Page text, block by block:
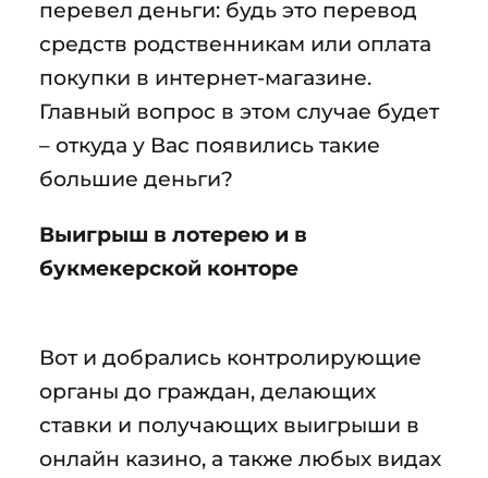
перевел деньги: будь это перевод
средств родственникам или оплата
покупки в интернет-магазине.
Главный вопрос в этом случае будет
– откуда у Вас появились такие
большие деньги?
Выигрыш в лотерею и в
букмекерской конторе
Вот и добрались контролирующие
органы до граждан, делающих
ставки и получающих выигрыши в
онлайн казино, а также любых видах